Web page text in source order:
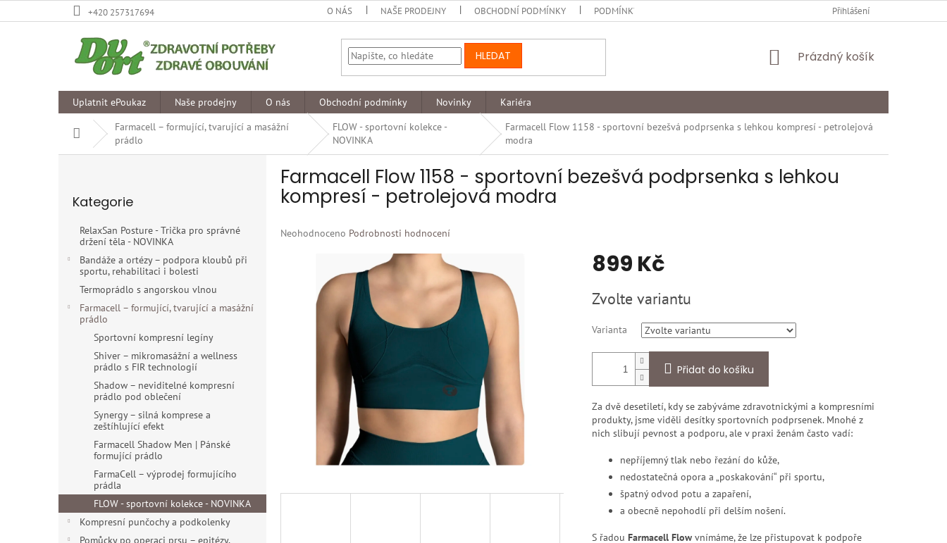
na
+420 257317694 O NÁS NAŠE PRODEJNY OBCHODNÍ PODMÍNKY PODMÍNKY OCHRANY OSOBNÍCH ÚDAJŮ ODSTOUPENÍ OD
Přihlášení
HLEDAT
NÁKUPNÍ
Prázdný košík
Uplatnit ePoukaz Naše prodejny O nás Obchodní podmínky Novinky Kariéra
Domů
Farmacell – formující, tvarující a masážní
prádlo
FLOW - sportovní kolekce -
NOVINKA
Farmacell Flow 1158 - sportovní bezešvá podprsenka s lehkou kompresí - petrolejová
modra
kategorie
Kategorie
RelaxSan Posture - Trička pro správné
držení těla - NOVINKA
Bandáže a ortézy – podpora kloubů při
sportu, rehabilitaci i bolesti
Termoprádlo s angorskou vlnou
Farmacell – formující, tvarující a masážní
prádlo
Sportovní kompresní legíny
Shiver – mikromasážní a wellness
prádlo s FIR technologií
Shadow – neviditelné kompresní
prádlo pod oblečení
Synergy – silná komprese a
zeštíhlující efekt
Farmacell Shadow Men | Pánské
formující prádlo
FarmaCell – výprodej formujícího
prádla
FLOW - sportovní kolekce - NOVINKA
Kompresní punčochy a podkolenky
Pomůcky po operaci prsu – epitézy,
Farmacell Flow 1158 - sportovní bezešvá podprsenka s lehkou
kompresí - petrolejová modra
Průměrné
Neohodnoceno Podrobnosti hodnocení
899 Kč
cena:
Zvolte variantu
Varianta
Přidat do košíku
Za dvě desetiletí, kdy se zabýváme zdravotnickými a kompresními
produkty, jsme viděli desítky sportovních podprsenek. Mnohé z
nich slibují pevnost a podporu, ale v praxi ženám často vadí:
nepříjemný tlak nebo řezání do kůže,
nedostatečná opora a „poskakování“ při sportu,
špatný odvod potu a zapaření,
a obecně nepohodlí při delším nošení.
S řadou Farmacell Flowvnímáme, že lze přistupovat k podpoře